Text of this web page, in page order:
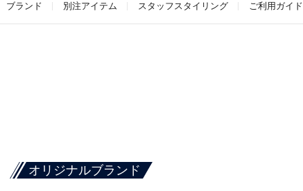
ブランド 別注アイテム スタッフスタイリング ご利用ガイド
オリジナルブランド